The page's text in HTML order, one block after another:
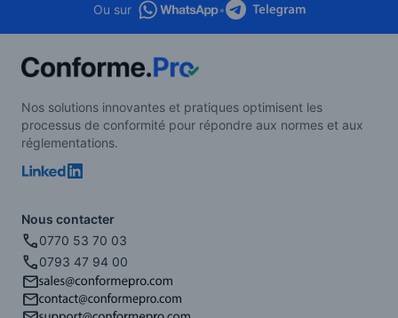
Ou sur •
Nos solutions innovantes et pratiques optimisent les
processus de conformité pour répondre aux normes et aux
réglementations.
Nous contacter
0770 53 70 03
0793 47 94 00